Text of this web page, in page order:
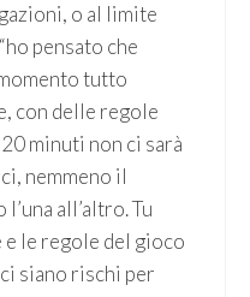
o al limite
pensato che
tutto
con delle regole
minuti non ci sarà
nemmeno il
all’altro. Tu
e le regole del gioco
siano rischi per